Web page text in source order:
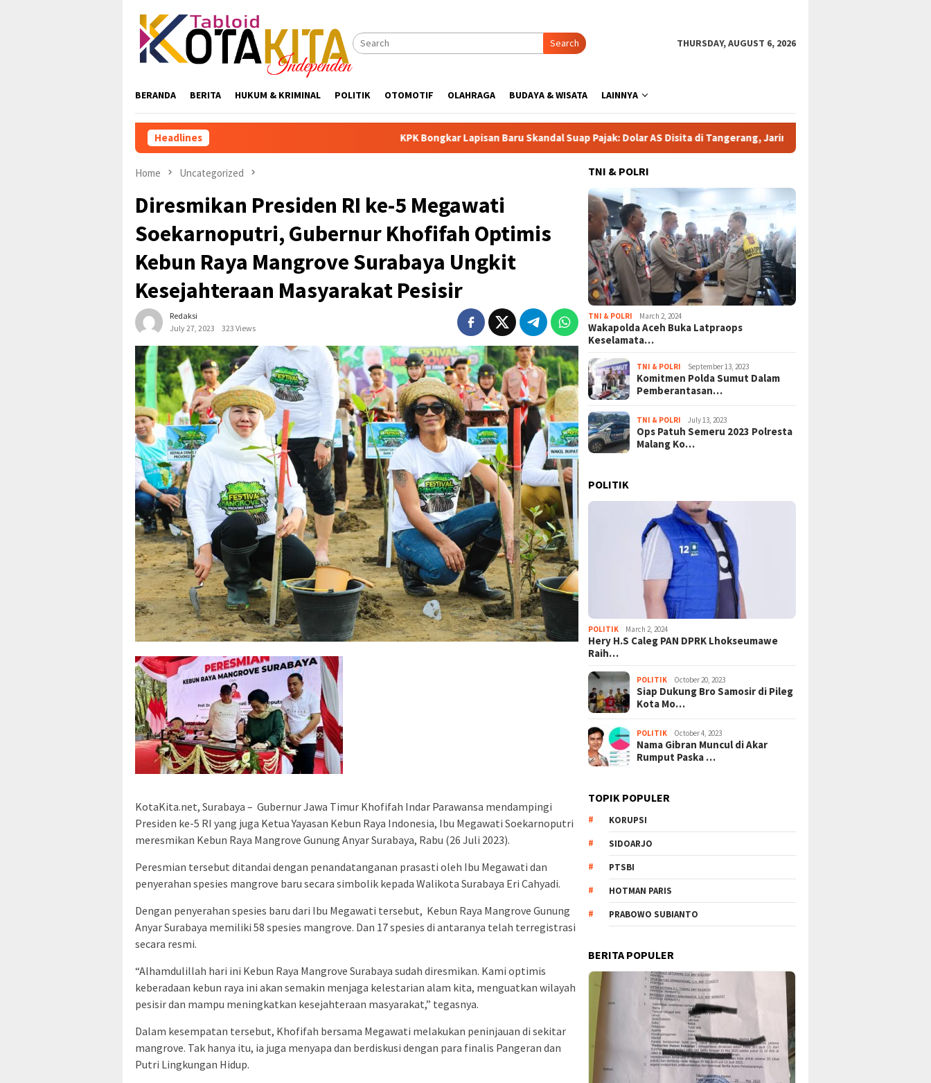
content
Search THURSDAY, AUGUST 6, 2026
BERANDA BERITA HUKUM & KRIMINAL POLITIK OTOMOTIF OLAHRAGA BUDAYA & WISATA LAINNYA
Headlines KPK Bongkar Lapisan Baru Skandal Suap Pajak: Dolar AS Disita di Tangerang, Jaringan Korupsi Kian Terkuak!
Home Uncategorized
Diresmikan Presiden RI ke-5 Megawati
Soekarnoputri, Gubernur Khofifah Optimis
Kebun Raya Mangrove Surabaya Ungkit
Kesejahteraan Masyarakat Pesisir
Redaksi
July 27, 2023
323 Views
KotaKita.net, Surabaya – Gubernur Jawa Timur Khofifah Indar Parawansa mendampingi
Presiden ke-5 RI yang juga Ketua Yayasan Kebun Raya Indonesia, Ibu Megawati Soekarnoputri
meresmikan Kebun Raya Mangrove Gunung Anyar Surabaya, Rabu (26 Juli 2023).
Peresmian tersebut ditandai dengan penandatanganan prasasti oleh Ibu Megawati dan
penyerahan spesies mangrove baru secara simbolik kepada Walikota Surabaya Eri Cahyadi.
Dengan penyerahan spesies baru dari Ibu Megawati tersebut, Kebun Raya Mangrove Gunung
Anyar Surabaya memiliki 58 spesies mangrove. Dan 17 spesies di antaranya telah terregistrasi
secara resmi.
“Alhamdulillah hari ini Kebun Raya Mangrove Surabaya sudah diresmikan. Kami optimis
keberadaan kebun raya ini akan semakin menjaga kelestarian alam kita, menguatkan wilayah
pesisir dan mampu meningkatkan kesejahteraan masyarakat,” tegasnya.
Dalam kesempatan tersebut, Khofifah bersama Megawati melakukan peninjauan di sekitar
mangrove. Tak hanya itu, ia juga menyapa dan berdiskusi dengan para finalis Pangeran dan
Putri Lingkungan Hidup.
TNI & POLRI
TNI & POLRI March 2, 2024
Wakapolda Aceh Buka Latpraops
Keselamata…
TNI & POLRI September 13, 2023
Komitmen Polda Sumut Dalam
Pemberantasan…
TNI & POLRI July 13, 2023
Ops Patuh Semeru 2023 Polresta
Malang Ko…
POLITIK
POLITIK March 2, 2024
Hery H.S Caleg PAN DPRK Lhokseumawe
Raih…
POLITIK October 20, 2023
Siap Dukung Bro Samosir di Pileg
Kota Mo…
POLITIK October 4, 2023
Nama Gibran Muncul di Akar
Rumput Paska …
TOPIK POPULER
KORUPSI
SIDOARJO
PTSBI
HOTMAN PARIS
PRABOWO SUBIANTO
BERITA POPULER